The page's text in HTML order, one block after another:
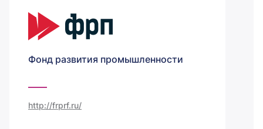
Фонд развития промышленности
http://frprf.ru/